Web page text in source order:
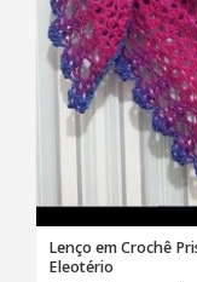
Lenço em Crochê
Eleotério